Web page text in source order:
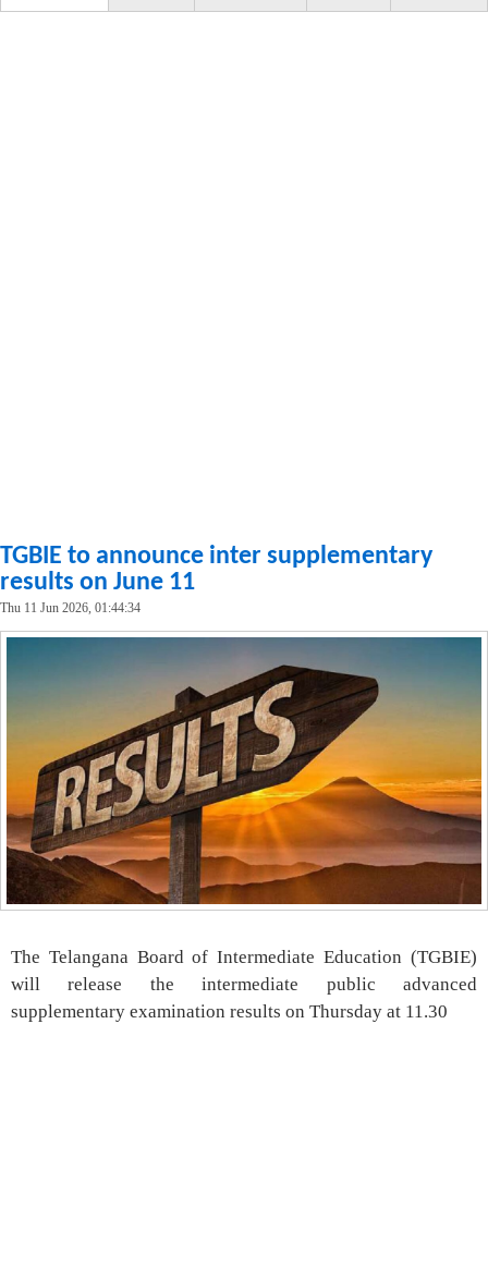
TGBIE to announce inter supplementary
results on June 11
Thu 11 Jun 2026, 01:44:34
The Telangana Board of Intermediate Education (TGBIE)
will release the intermediate public advanced
supplementary examination results on Thursday at 11.30